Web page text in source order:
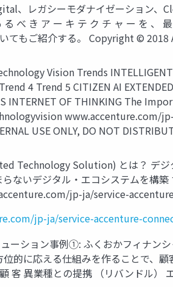
、レガシーモダナイゼーション、
べ き ア ー キ テ ク チ ャ ー を 、
てもご紹介する。 Copyright ©
Vision Trends INTELLIGENT
4 Trend 5 CITIZEN AI
INTERNET OF THINKING The
www.accenture.com/
USE ONLY, DO NOT
Technology Solution) とは？ デジ
ないデジタル・エコシステムを構
jp-ja/service-
jp-ja/service-accenture-
ーション事例①: ふくおかフィナン
的に応える仕組みを作ることで、
客 異業種との提携 （リバンドル